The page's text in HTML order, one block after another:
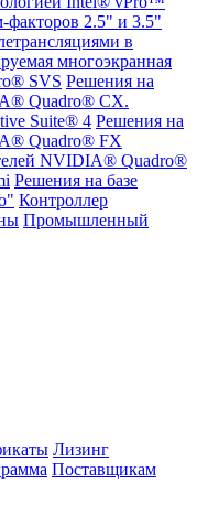
факторов 2.5" и 3.5"
в
многоэкранная
SVS Решения на
Quadro® CX.
Suite® 4 Решения на
Quadro® FX
NVIDIA® Quadro®
Решения на базе
Контроллер
Промышленный
Лизинг
Поставщикам